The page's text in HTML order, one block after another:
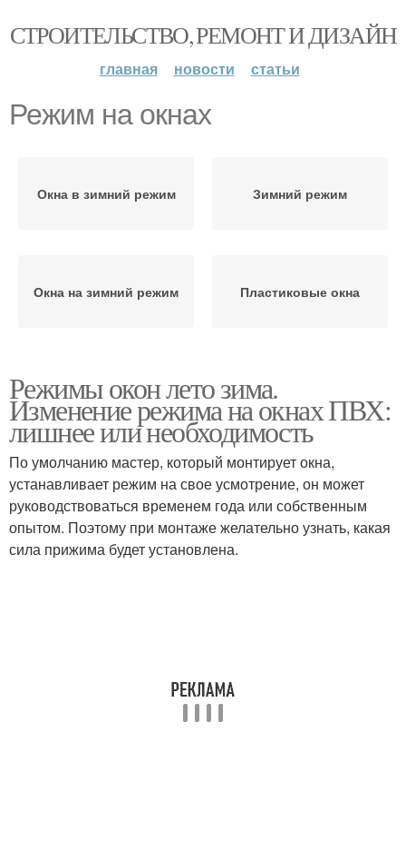
СТРОИТЕЛЬСТВО, РЕМОНТ И ДИЗАЙН
главная новости статьи
Режим на окнах
Окна в зимний режим Зимний режим
Окна на зимний режим Пластиковые окна
Режимы окон лето зима.
Изменение режима на окнах ПВХ:
лишнее или необходимость
По умолчанию мастер, который монтирует окна,
устанавливает режим на свое усмотрение, он может
руководствоваться временем года или собственным
опытом. Поэтому при монтаже желательно узнать, какая
сила прижима будет установлена.